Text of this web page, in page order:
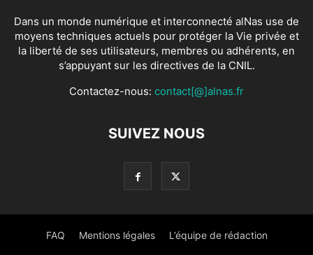
Dans un monde numérique et interconnecté alNas use de
moyens techniques actuels pour protéger la Vie privée et
la liberté de ses utilisateurs, membres ou adhérents, en
s’appuyant sur les directives de la CNIL.
Contactez-nous: contact[@]alnas.fr
SUIVEZ NOUS
FAQ Mentions légales L’équipe de rédaction